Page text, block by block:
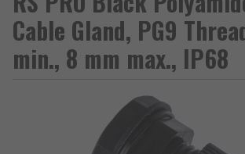
Cable Gland, PG9
min., 8 mm max., IP68